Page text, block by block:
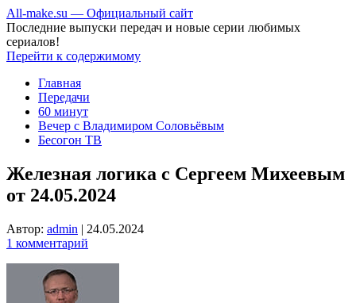
All-make.su — Официальный сайт
Последние выпуски передач и новые серии любимых
сериалов!
Перейти к содержимому
Главная
Передачи
60 минут
Вечер с Владимиром Соловьёвым
Бесогон ТВ
Железная логика с Сергеем Михеевым
от 24.05.2024
Автор: admin | 24.05.2024
1 комментарий